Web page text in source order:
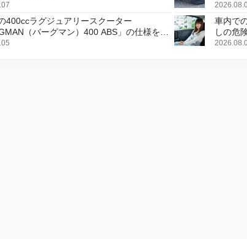
400ccラグジュアリースクーター
（バーグマン）400 ABS」の仕様を変
18日に発売
車内で
しの危